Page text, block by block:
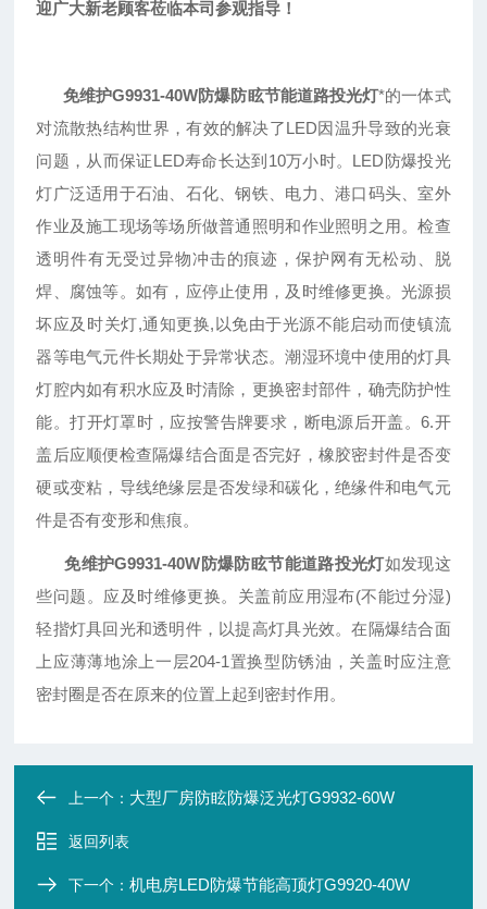
迎广大新老顾客莅临本司参观指导！
免维护G9931-40W防爆防眩节能道路投光灯*的一体式
对流散热结构世界，有效的解决了LED因温升导致的光衰
问题，从而保证LED寿命长达到10万小时。LED防爆投光
灯广泛适用于石油、石化、钢铁、电力、港口码头、室外
作业及施工现场等场所做普通照明和作业照明之用。检查
透明件有无受过异物冲击的痕迹，保护网有无松动、脱
焊、腐蚀等。如有，应停止使用，及时维修更换。光源损
坏应及时关灯,通知更换,以免由于光源不能启动而使镇流
器等电气元件长期处于异常状态。潮湿环境中使用的灯具
灯腔内如有积水应及时清除，更换密封部件，确壳防护性
能。打开灯罩时，应按警告牌要求，断电源后开盖。6.开
盖后应顺便检查隔爆结合面是否完好，橡胶密封件是否变
硬或变粘，导线绝缘层是否发绿和碳化，绝缘件和电气元
件是否有变形和焦痕。
免维护G9931-40W防爆防眩节能道路投光灯如发现这
些问题。应及时维修更换。关盖前应用湿布(不能过分湿)
轻揩灯具回光和透明件，以提高灯具光效。在隔爆结合面
上应薄薄地涂上一层204-1置换型防锈油，关盖时应注意
密封圈是否在原来的位置上起到密封作用。
上一个： 大型厂房防眩防爆泛光灯G9932-60W
返回列表
下一个：机电房LED防爆节能高顶灯G9920-40W